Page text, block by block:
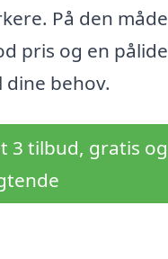
På den
pris og en
dine behov.
3 tilbud, gratis og